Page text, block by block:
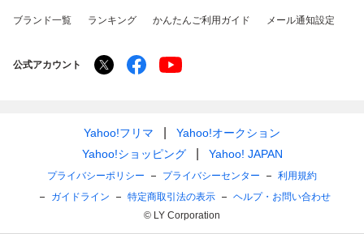
ブランド一覧 ランキング かんたんご利用ガイド メール通知設定
公式アカウント
Yahoo!フリマ
Yahoo!オークション
Yahoo!ショッピング
Yahoo! JAPAN
プライバシーポリシー プライバシーセンター
利用規約
ガイドライン
特定商取引法の表示
ヘルプ・お問い合わせ
© LY Corporation